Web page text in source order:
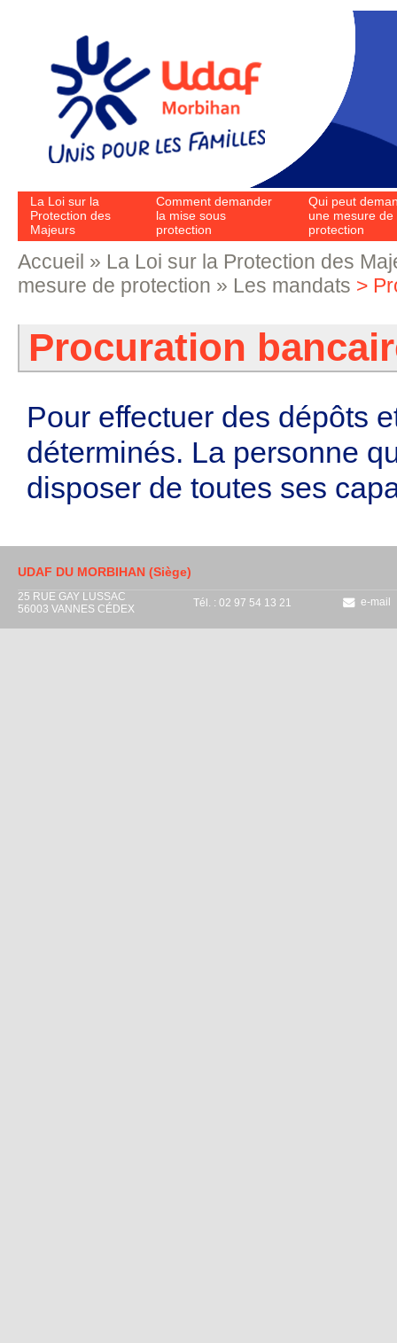
La Loi sur la
Protection des
Majeurs
Comment demander
la mise sous
protection
Qui peut
une mesure de
protection
Vous êtes ici
Accueil » La Loi sur la Protection des
mesure de protection » Les mandats >
Procuration
Pour effectuer des dépôts
déterminés. La personne
disposer de toutes ses
UDAF DU MORBIHAN (Siège)
25 RUE GAY LUSSAC
56003 VANNES CÉDEX
Tél. : 02 97 54 13 21 e-mail